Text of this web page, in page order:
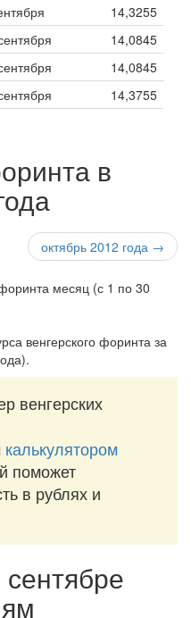
14,3255
14,0845
14,0845
14,3755
в
октябрь 2012 года →
венгерского форинта за
.
венгерских
калькулятором
поможет
в рублях и